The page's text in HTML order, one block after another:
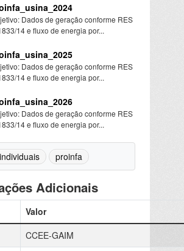
Dados de geração conforme RES
14 e fluxo de energia por...
Dados de geração conforme RES
14 e fluxo de energia por...
Dados de geração conforme RES
14 e fluxo de energia por...
proinfa
Adicionais
Valor
CCEE-GAIM